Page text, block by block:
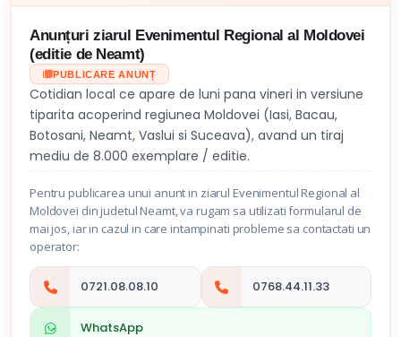
Anunțuri ziarul Evenimentul Regional al Moldovei
(editie de Neamt)
PUBLICARE ANUNȚ
Cotidian local ce apare de luni pana vineri in versiune
tiparita acoperind regiunea Moldovei (Iasi, Bacau,
Botosani, Neamt, Vaslui si Suceava), avand un tiraj
mediu de 8.000 exemplare / editie.
Pentru publicarea unui anunt in ziarul Evenimentul Regional al
Moldovei din judetul Neamt, va rugam sa utilizati formularul de
mai jos, iar in cazul in care intampinati probleme sa contactati un
operator:
0721.08.08.10 0768.44.11.33
WhatsApp